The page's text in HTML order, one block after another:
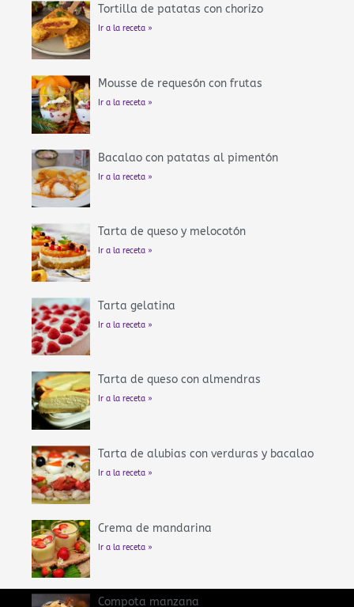
Tortilla de patatas con chorizo
Ir a la receta »
Mousse de requesón con frutas
Ir a la receta »
Bacalao con patatas al pimentón
Ir a la receta »
Tarta de queso y melocotón
Ir a la receta »
Tarta gelatina
Ir a la receta »
Tarta de queso con almendras
Ir a la receta »
Tarta de alubias con verduras y bacalao
Ir a la receta »
Crema de mandarina
Ir a la receta »
Compota manzana